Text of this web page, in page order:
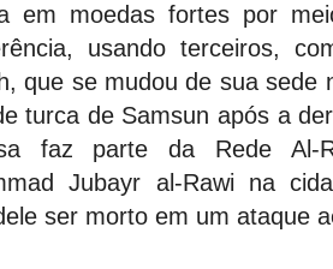
em moedas fortes por
usando terceiros,
que se mudou de sua sede
turca de Samsun após a
faz parte da Rede Al-
Jubayr al-Rawi na
ser morto em um ataque